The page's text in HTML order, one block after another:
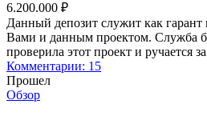
6.200.000 ₽
Данный депозит служит как гарант
Вами и данным проектом. Служба
проверила этот проект и ручается
Комментарии: 15
Прошел
Обзор